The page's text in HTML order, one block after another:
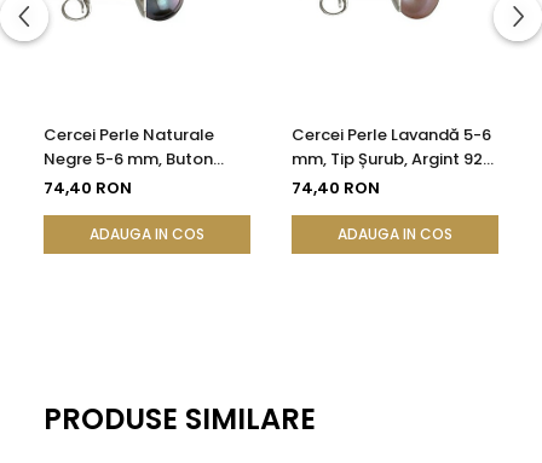
Cercei Perle Naturale
Negre 5-6 mm, Buton
AAA, Argint 925, Tip Șurub
74,40 RON
ADAUGA IN COS
Cercei Perle Lavandă 5-6
mm, Tip Șurub, Argint 925
| KASKADDA®
74,40 RON
ADAUGA IN COS
PRODUSE SIMILARE